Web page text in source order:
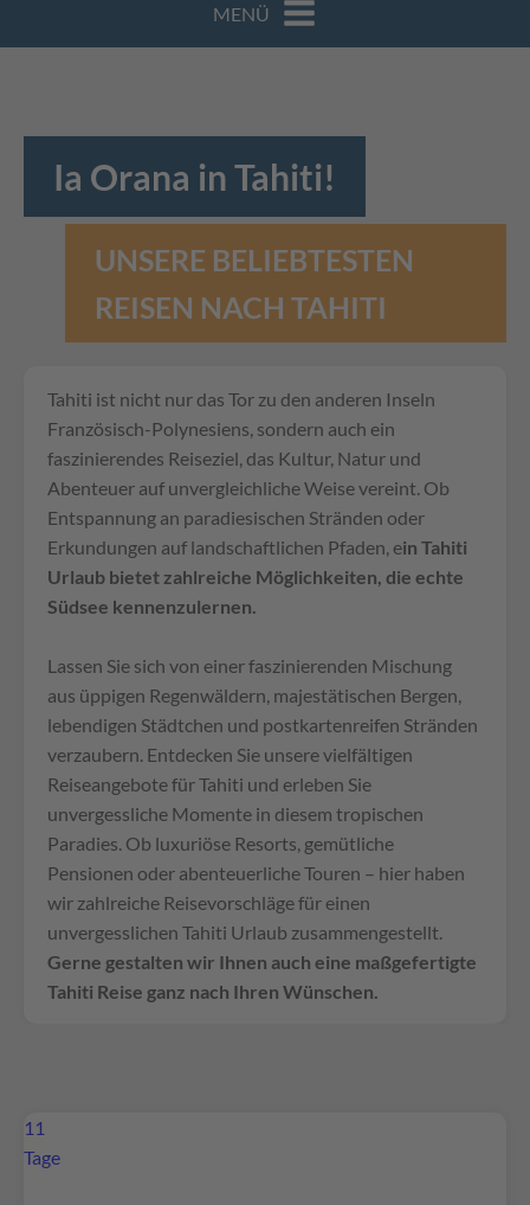
MENÜ
Ia Orana in Tahiti!
UNSERE BELIEBTESTEN
REISEN NACH TAHITI
Tahiti ist nicht nur das Tor zu den anderen Inseln
Französisch-Polynesiens, sondern auch ein
faszinierendes Reiseziel, das Kultur, Natur und
Abenteuer auf unvergleichliche Weise vereint. Ob
Entspannung an paradiesischen Stränden oder
Erkundungen auf landschaftlichen Pfaden, ein Tahiti
Urlaub bietet zahlreiche Möglichkeiten, die echte
Südsee kennenzulernen.
Lassen Sie sich von einer faszinierenden Mischung
aus üppigen Regenwäldern, majestätischen Bergen,
lebendigen Städtchen und postkartenreifen Stränden
verzaubern. Entdecken Sie unsere vielfältigen
Reiseangebote für Tahiti und erleben Sie
unvergessliche Momente in diesem tropischen
Paradies. Ob luxuriöse Resorts, gemütliche
Pensionen oder abenteuerliche Touren – hier haben
wir zahlreiche Reisevorschläge für einen
unvergesslichen Tahiti Urlaub zusammengestellt.
Gerne gestalten wir Ihnen auch eine maßgefertigte
Tahiti Reise ganz nach Ihren Wünschen.
11
Tage